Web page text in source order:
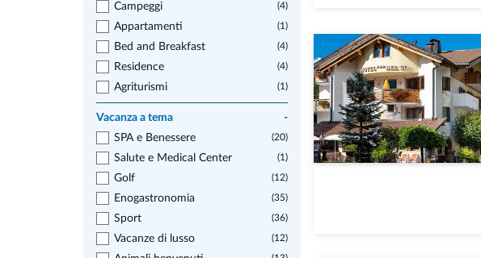
Campeggi
(4)
Appartamenti (1)
Bed and Breakfast (4)
Residence (4)
Agriturismi (1)
Vacanza a tema
-
SPA e Benessere
(20)
Salute e Medical Center (1)
Golf (12)
Enogastronomia (35)
Sport (36)
Vacanze di lusso (12)